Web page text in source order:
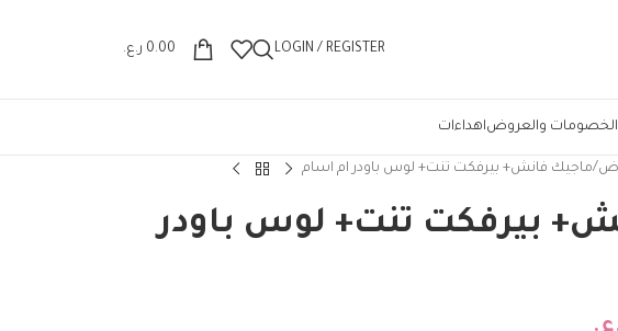
LOGIN / REGISTER
0.00 ر.ع.
الخصومات والعروضاهداءات
ماجيك فانش+ بيرفكت تنت+ لوس باودر ام اسام
بيرفكت تنت+ لوس باودر